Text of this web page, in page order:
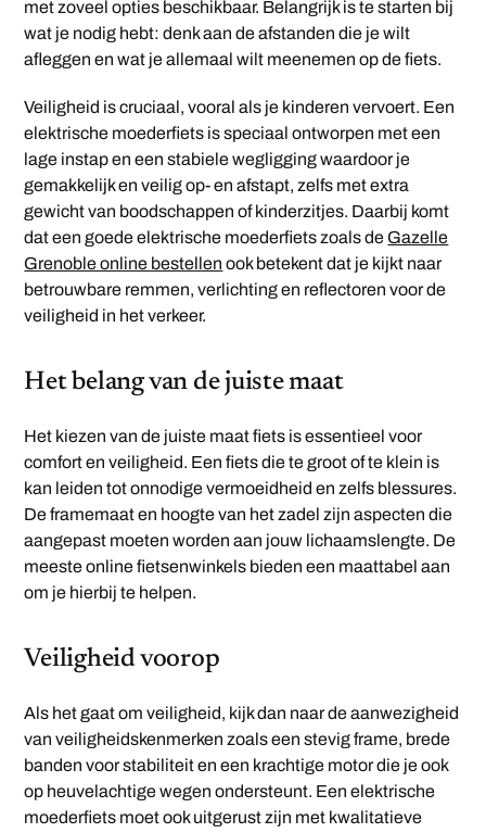
met zoveel opties beschikbaar. Belangrijk is te starten bij
wat je nodig hebt: denk aan de afstanden die je wilt
afleggen en wat je allemaal wilt meenemen op de fiets.
Veiligheid is cruciaal, vooral als je kinderen vervoert. Een
elektrische moederfiets is speciaal ontworpen met een
lage instap en een stabiele wegligging waardoor je
gemakkelijk en veilig op- en afstapt, zelfs met extra
gewicht van boodschappen of kinderzitjes. Daarbij komt
dat een goede elektrische moederfiets zoals de Gazelle
Grenoble online bestellen ook betekent dat je kijkt naar
betrouwbare remmen, verlichting en reflectoren voor de
veiligheid in het verkeer.
Het belang van de juiste maat
Het kiezen van de juiste maat fiets is essentieel voor
comfort en veiligheid. Een fiets die te groot of te klein is
kan leiden tot onnodige vermoeidheid en zelfs blessures.
De framemaat en hoogte van het zadel zijn aspecten die
aangepast moeten worden aan jouw lichaamslengte. De
meeste online fietsenwinkels bieden een maattabel aan
om je hierbij te helpen.
Veiligheid voorop
Als het gaat om veiligheid, kijk dan naar de aanwezigheid
van veiligheidskenmerken zoals een stevig frame, brede
banden voor stabiliteit en een krachtige motor die je ook
op heuvelachtige wegen ondersteunt. Een elektrische
moederfiets moet ook uitgerust zijn met kwalitatieve